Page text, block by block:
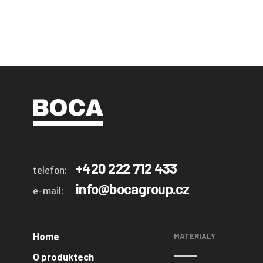
telefon: +420 222 712 433
e-mail: info@bocagroup.cz
Home
O produktech
MATERIÁLY